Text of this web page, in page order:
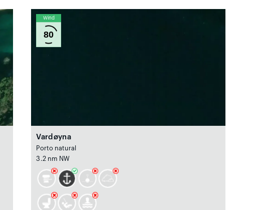
Wind
80
Vardøyna
Porto natural
3.2 nm NW